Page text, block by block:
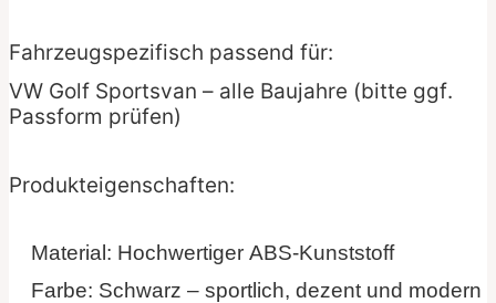
Fahrzeugspezifisch passend für:
VW Golf Sportsvan – alle Baujahre (bitte ggf.
Passform prüfen)
Produkteigenschaften:
Material: Hochwertiger ABS-Kunststoff
Farbe: Schwarz – sportlich, dezent und modern